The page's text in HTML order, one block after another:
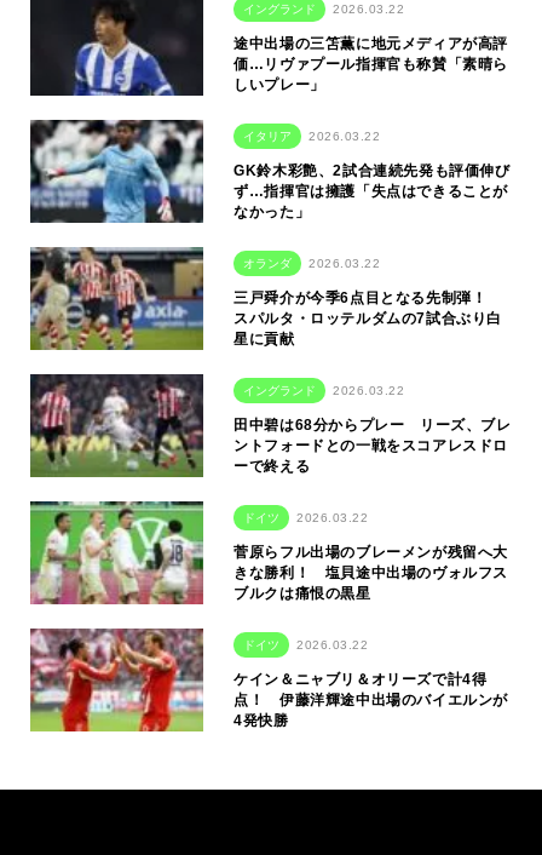
イングランド 2026.03.22
途中出場の三笘薫に地元メディアが高評
価…リヴァプール指揮官も称賛「素晴ら
しいプレー」
イタリア 2026.03.22
GK鈴木彩艶、2試合連続先発も評価伸び
ず…指揮官は擁護「失点はできることが
なかった」
オランダ 2026.03.22
三戸舜介が今季6点目となる先制弾！
スパルタ・ロッテルダムの7試合ぶり白
星に貢献
イングランド 2026.03.22
田中碧は68分からプレー リーズ、ブレ
ントフォードとの一戦をスコアレスドロ
ーで終える
ドイツ 2026.03.22
菅原らフル出場のブレーメンが残留へ大
きな勝利！ 塩貝途中出場のヴォルフス
ブルクは痛恨の黒星
ドイツ 2026.03.22
ケイン＆ニャブリ＆オリーズで計4得
点！ 伊藤洋輝途中出場のバイエルンが
4発快勝